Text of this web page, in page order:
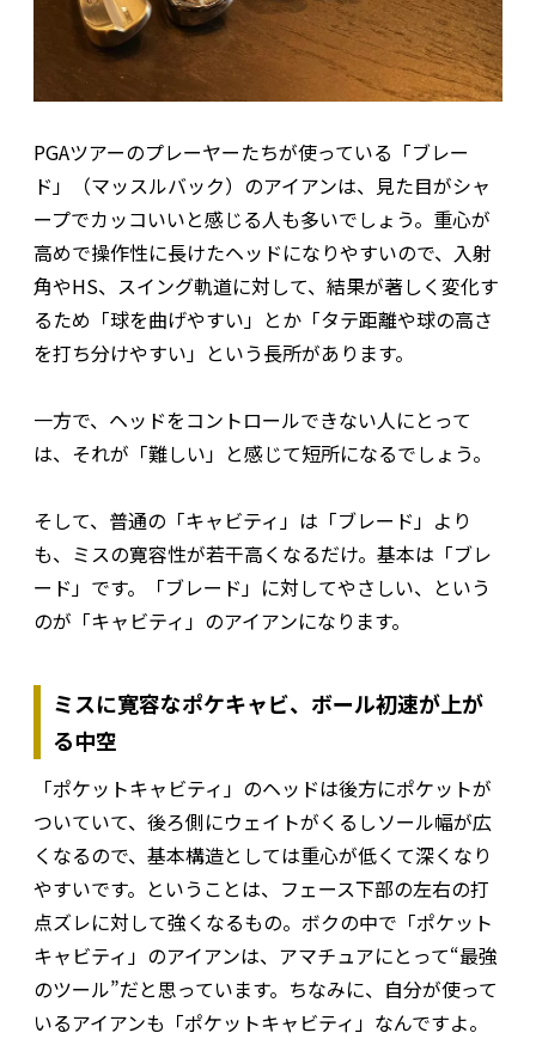
PGAツアーのプレーヤーたちが使っている「ブレー
ド」（マッスルバック）のアイアンは、見た目がシャ
ープでカッコいいと感じる人も多いでしょう。重心が
高めで操作性に長けたヘッドになりやすいので、入射
角やHS、スイング軌道に対して、結果が著しく変化す
るため「球を曲げやすい」とか「タテ距離や球の高さ
を打ち分けやすい」という長所があります。
一方で、ヘッドをコントロールできない人にとって
は、それが「難しい」と感じて短所になるでしょう。
そして、普通の「キャビティ」は「ブレード」より
も、ミスの寛容性が若干高くなるだけ。基本は「ブレ
ード」です。「ブレード」に対してやさしい、という
のが「キャビティ」のアイアンになります。
ミスに寛容なポケキャビ、ボール初速が上が
る中空
「ポケットキャビティ」のヘッドは後方にポケットが
ついていて、後ろ側にウェイトがくるしソール幅が広
くなるので、基本構造としては重心が低くて深くなり
やすいです。ということは、フェース下部の左右の打
点ズレに対して強くなるもの。ボクの中で「ポケット
キャビティ」のアイアンは、アマチュアにとって“最強
のツール”だと思っています。ちなみに、自分が使って
いるアイアンも「ポケットキャビティ」なんですよ。